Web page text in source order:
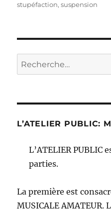
stupéfaction,suspension
Recherche
pour :
L’ATELIER PUBLIC:
L’ATELIER PUBLIC
parties.
La première est
MUSICALE AMATEUR.